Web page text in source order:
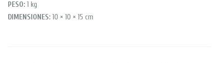
PESO: 1 kg
DIMENSIONES: 10 × 10 × 15 cm